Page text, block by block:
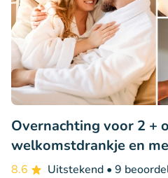
Overnachting voor 2 +
welkomstdrankje en
8.6 Uitstekend • 9